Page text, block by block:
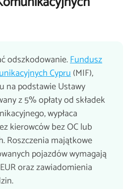
odszkodowanie.Fundusz
Cypru(MIF),
na podstawie Ustawy
z 5% opłaty od składek
wypłaca
kierowców bez OC lub
Roszczenia majątkowe
pojazdów wymagają
oraz zawiadomienia